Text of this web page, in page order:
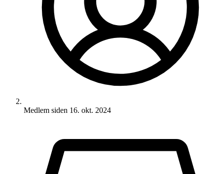
Medlem siden 16. okt. 2024